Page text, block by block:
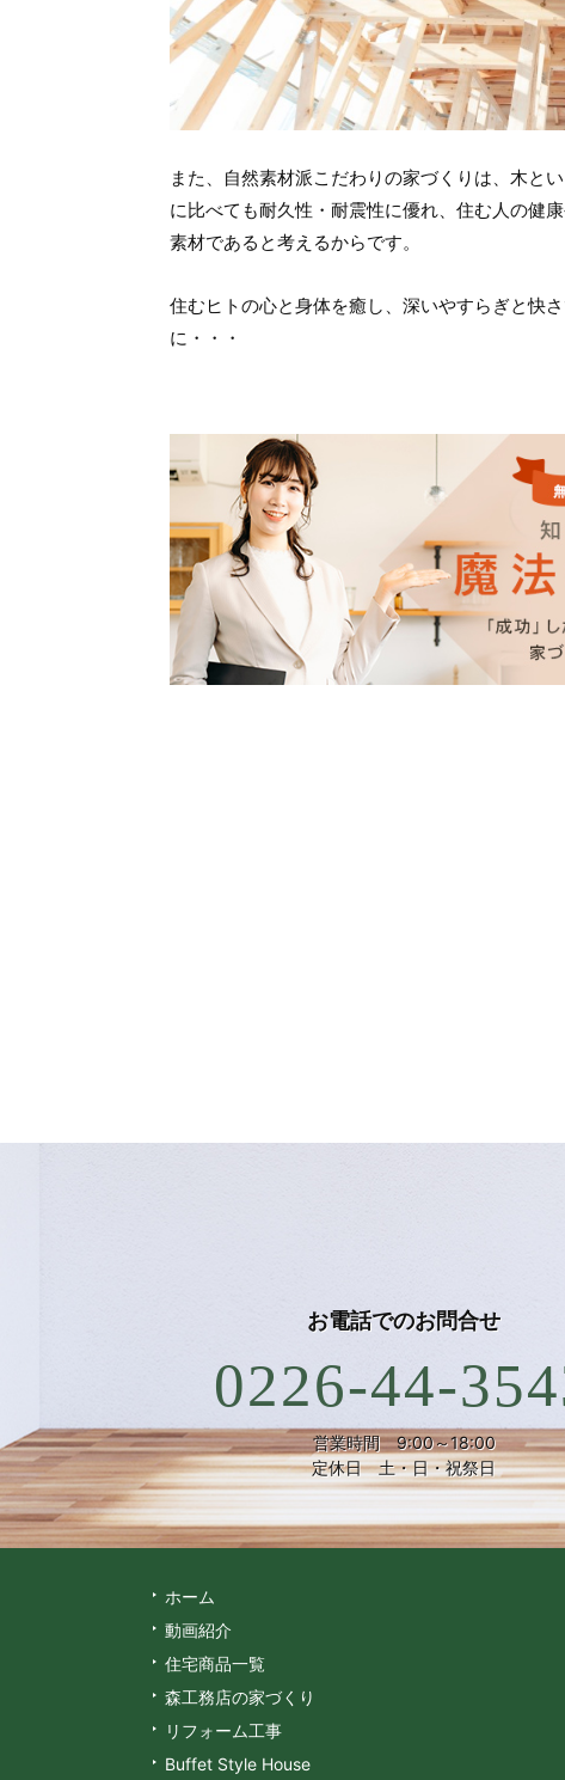
また、自然素材派こだわりの家づくりは、木と
に比べても耐久性・耐震性に優れ、住む人の健
素材であると考えるからです。
住むヒトの心と身体を癒し、深いやすらぎと快
に・・・
お電話でのお問合せ
0226-44-
営業時間 9:00～18:00
定休日 土・日・祝祭日
ホーム
動画紹介
住宅商品一覧
森工務店の家づくり
リフォーム工事
Buffet Style House